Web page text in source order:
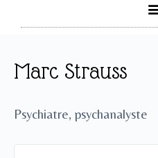
Marc Strauss
Psychiatre, psychanalyste